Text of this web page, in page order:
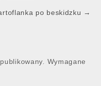
po beskidzku →
Wymagane